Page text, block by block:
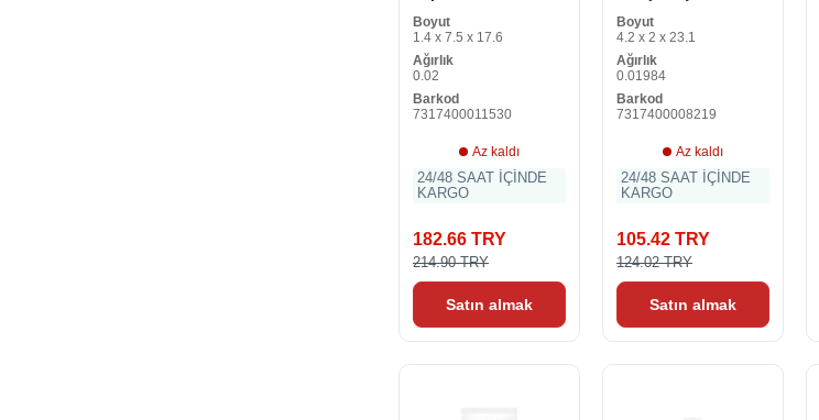
Boyut
1.4 x 7.5 x 17.6
Ağırlık
0.02
Barkod
7317400011530
Az kaldı
24/48 SAAT İÇİNDE
KARGO
182.66 TRY
214.90 TRY
Satın almak
Fırçası
Boyut
4.2 x 2 x 23.1
Ağırlık
0.01984
Barkod
7317400008219
Az kaldı
24/48 SAAT İÇİNDE
KARGO
105.42 TRY
124.02 TRY
Satın almak